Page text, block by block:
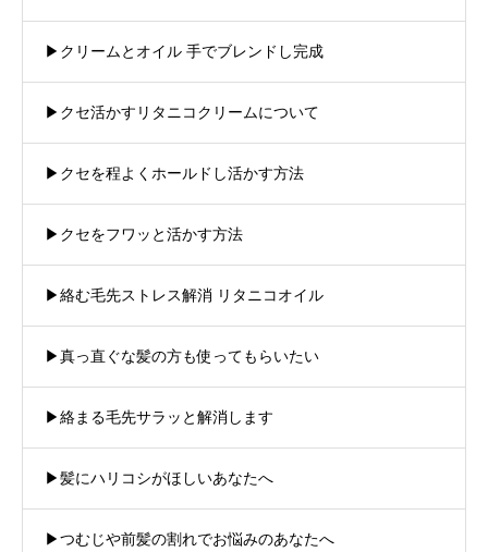
▶︎クリームとオイル 手でブレンドし完成
▶︎クセ活かすリタニコクリームについて
▶︎クセを程よくホールドし活かす方法
▶︎クセをフワッと活かす方法
▶︎絡む毛先ストレス解消 リタニコオイル
▶︎真っ直ぐな髪の方も使ってもらいたい
▶︎絡まる毛先サラッと解消します
▶︎髪にハリコシがほしいあなたへ
▶︎つむじや前髪の割れでお悩みのあなたへ